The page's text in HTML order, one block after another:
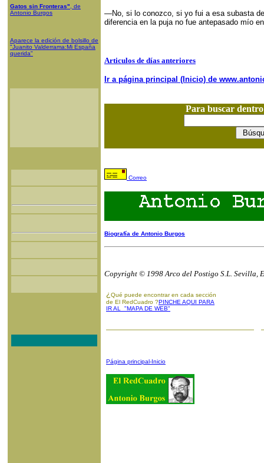
Gatos sin Fronteras" , de
Antonio Burgos
Aparece la edición de bolsillo de
"Juanito Valderrama:Mi España
querida"
—No, si lo conozco, si yo fui a esa subasta
diferencia en la puja no fue antepasado mío
Articulos de días anteriores
Ir a página principal (Inicio) de
Para buscar
Correo
Biografía de Antonio Burgos
Copyright © 1998 Arco del Postigo S.L. Sevilla,
¿ Qué puede encontrar en cada sección
de El RedCuadro ?PINCHE AQUI PARA
IR AL "MAPA DE WEB"
Página principal-Inicio